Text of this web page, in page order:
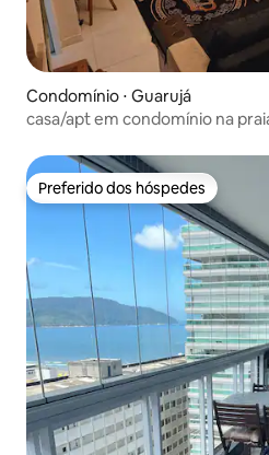
Condomínio ⋅ Guarujá
casa/apt em condomínio na
Preferido dos hóspedes
Preferido dos hóspedes